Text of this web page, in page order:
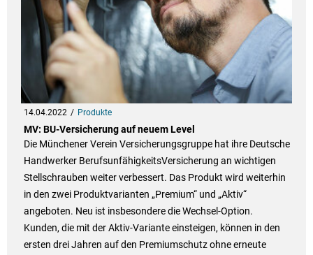
14.04.2022 Produkte
MV: BU-Versicherung auf neuem Level
Die Münchener Verein Versicherungsgruppe hat ihre Deutsche
Handwerker BerufsunfähigkeitsVersicherung an wichtigen
Stellschrauben weiter verbessert. Das Produkt wird weiterhin
in den zwei Produktvarianten „Premium“ und „Aktiv“
angeboten. Neu ist insbesondere die Wechsel-Option.
Kunden, die mit der Aktiv-Variante einsteigen, können in den
ersten drei Jahren auf den Premiumschutz ohne erneute